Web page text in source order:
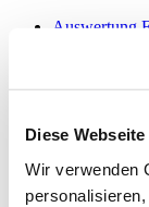
Diese
Wir verwenden
Auswertung
15612
Sa.,
von Ze'ev»
1